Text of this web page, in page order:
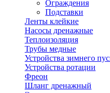
Ограждения
Подставки
Ленты клейкие
Насосы дренажные
Теплоизоляция
Трубы медные
Устройства зимнего
Устройства ротации
Фреон
Шланг дренажный